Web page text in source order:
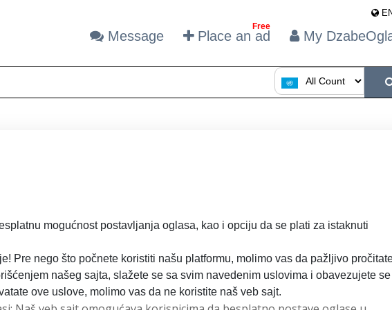
Message
Free
Place an ad My
mogućnost postavljanja oglasa, kao i opciju da se plati za istaknuti
Pre nego što počnete koristiti našu platformu, molimo vas da pažljivo
našeg sajta, slažete se sa svim navedenim uslovima i obavezujete se
ove uslove, molimo vas da ne koristite naš veb sajt.